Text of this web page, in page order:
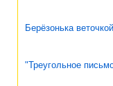
Берёзонька
"Треугольное